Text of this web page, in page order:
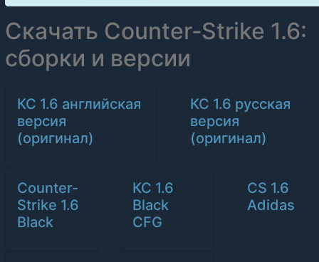
Скачать Counter‑Strike 1.6:
сборки и версии
КС 1.6 английская
версия
(оригинал)
КС 1.6 русская
версия
(оригинал)
Counter-
Strike 1.6
Black
КС 1.6
Black
CFG
CS 1.6
Adidas